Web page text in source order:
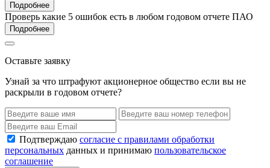
Подробнее
Проверь какие 5 ошибок есть в любом годовом отчете ПАО
Подробнее
Оставьте заявку
Узнай за что штрафуют акционерное общество если вы не
раскрыли в годовом отчете?
Подтверждаю согласие с правилами обработки
персональных данных и принимаю пользовательское
соглашение